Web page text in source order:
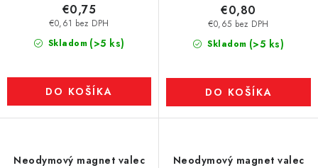
Skladom (>5 ks)
€0,61 bez DPH
€0,75
DO KOŠÍKA
Skladom (>5 ks)
€0,65 bez DPH
€0,80
DO KOŠÍKA
Neodymový magnet valec
Neodymový magnet valec